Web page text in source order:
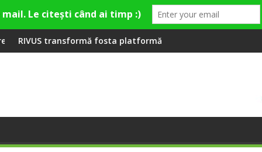
la Fashion Village
fosta platformă Carbochim într-un nou centru cultural și de
Când luna devine o